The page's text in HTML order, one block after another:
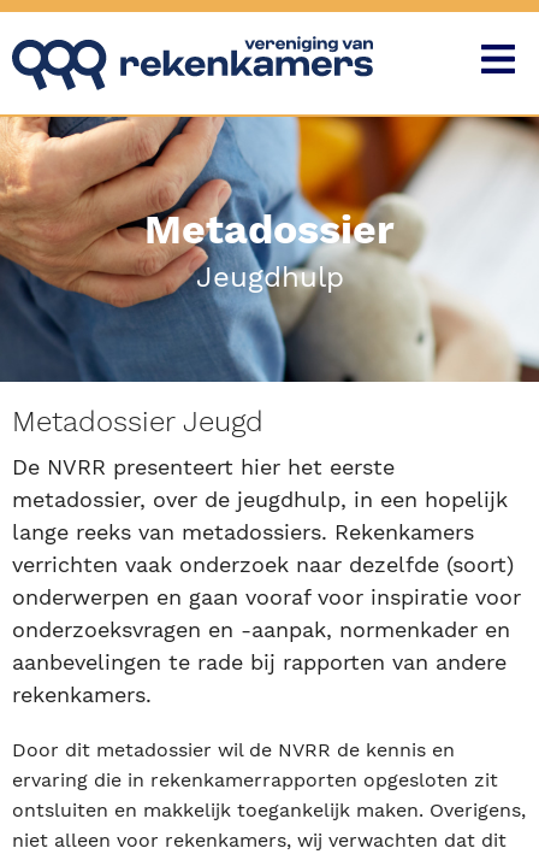
Metadossier
Jeugdhulp
Metadossier Jeugd
De NVRR presenteert hier het eerste
metadossier, over de jeugdhulp, in een hopelijk
lange reeks van metadossiers. Rekenkamers
verrichten vaak onderzoek naar dezelfde (soort)
onderwerpen en gaan vooraf voor inspiratie voor
onderzoeksvragen en -aanpak, normenkader en
aanbevelingen te rade bij rapporten van andere
rekenkamers.
Door dit metadossier wil de NVRR de kennis en
ervaring die in rekenkamerrapporten opgesloten zit
ontsluiten en makkelijk toegankelijk maken. Overigens,
niet alleen voor rekenkamers, wij verwachten dat dit